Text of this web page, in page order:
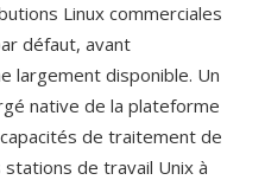
Linux commerciales
défaut, avant
largement disponible. Un
native de la plateforme
de traitement de
de travail Unix à